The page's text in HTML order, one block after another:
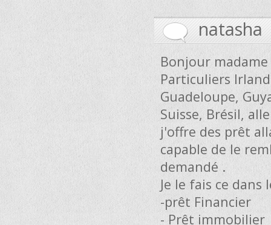
natasha
Bonjour
Particuliers
Guadeloupe,
Suisse, Brésil,
j'offre des prêt
capable de le
demandé .
Je le fais ce dans
-prêt Financier
- Prêt immobilier